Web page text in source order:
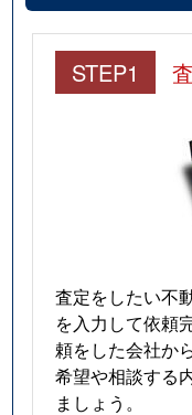
STEP1
査定をしたい不
を入力して依頼
頼をした会社か
希望や相談する
ましょう。